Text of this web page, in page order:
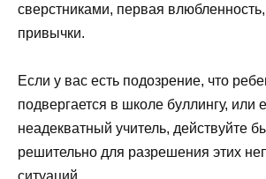
сверстниками, первая
привычки.
Если у вас есть подозрение, что
подвергается в школе буллингу, или
неадекватный учитель, действуйте
решительно для разрешения этих
ситуаций.